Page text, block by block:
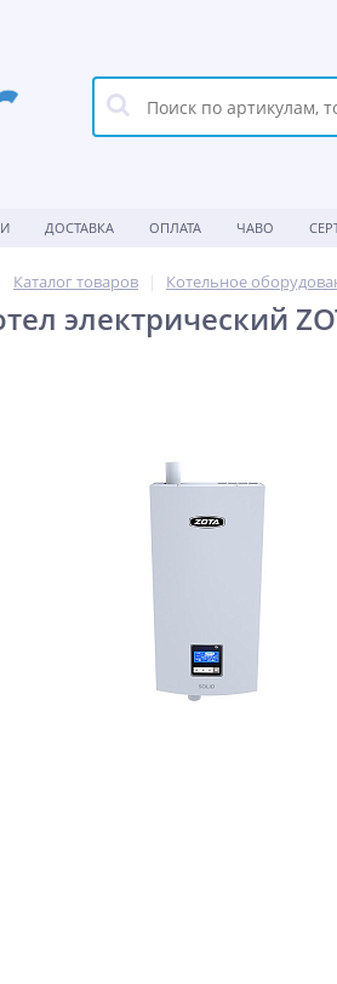
ДОСТАВКА ОПЛАТА ЧАВО
Каталог товаров Котельное
электрический